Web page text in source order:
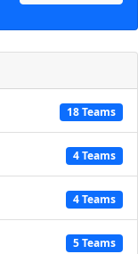
18 Teams
4 Teams
4 Teams
5 Teams